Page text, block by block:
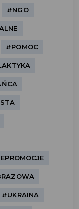
#NGO
#POMOC
#UKRAINA